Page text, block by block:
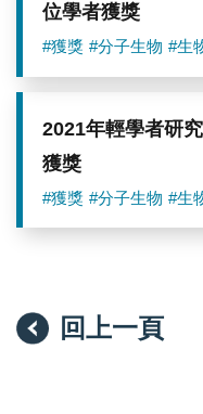
位學者獲獎
#獲獎 #分子生物 #生
2021年輕學者研
獲獎
#獲獎 #分子生物 #生
回上一頁